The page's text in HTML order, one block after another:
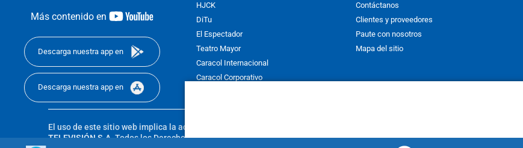
Más contenido en
youtube-
Descarga nuestra app en
Descarga nuestra app en
HJCK
DiTu
El Espectador
Teatro Mayor
Caracol Internacional
Caracol Corporativo
Contáctanos
Clientes y proveedores
Paute con nosotros
Mapa del sitio
El uso de este sitio web implica la aceptación de los
TELEVISIÓN S.A.Todos los Derechos Reservados D.R.A. Prohibida su reproducción total o parcial, así como su traducción a